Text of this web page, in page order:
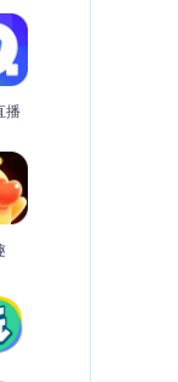
播